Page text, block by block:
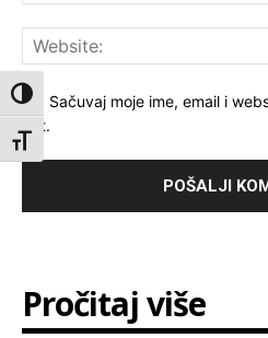
Toggle High Contrast
Toggle Font size
Sačuvaj moje ime, email i
put.
Pročitaj više